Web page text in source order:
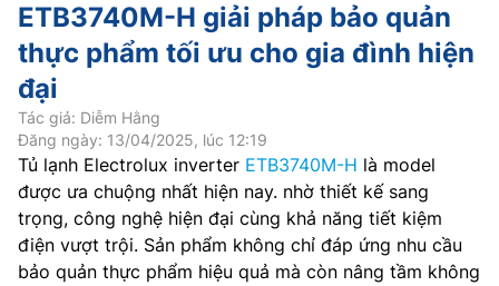
ETB3740M-H giải pháp bảo quản
thực phẩm tối ưu cho gia đình hiện
đại
Tác giả: Diễm Hằng
Đăng ngày: 13/04/2025, lúc 12:19
Tủ lạnh Electrolux inverter ETB3740M-H là model
được ưa chuộng nhất hiện nay. nhờ thiết kế sang
trọng, công nghệ hiện đại cùng khả năng tiết kiệm
điện vượt trội. Sản phẩm không chỉ đáp ứng nhu cầu
bảo quản thực phẩm hiệu quả mà còn nâng tầm không